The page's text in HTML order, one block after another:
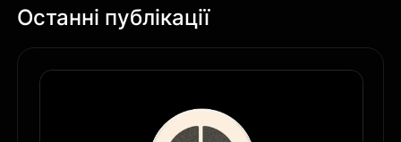
Останні публікації